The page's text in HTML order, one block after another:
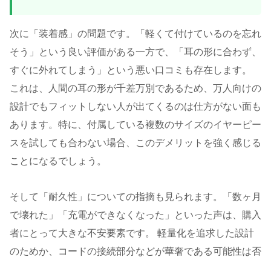
次に「装着感」の問題です。「軽くて付けているのを忘れ
そう」という良い評価がある一方で、「耳の形に合わず、
すぐに外れてしまう」という悪い口コミも存在します。
これは、人間の耳の形が千差万別であるため、万人向けの
設計でもフィットしない人が出てくるのは仕方がない面も
あります。特に、付属している複数のサイズのイヤーピー
スを試しても合わない場合、このデメリットを強く感じる
ことになるでしょう。
そして「耐久性」についての指摘も見られます。「数ヶ月
で壊れた」「充電ができなくなった」といった声は、購入
者にとって大きな不安要素です。 軽量化を追求した設計
のためか、コードの接続部分などが華奢である可能性は否